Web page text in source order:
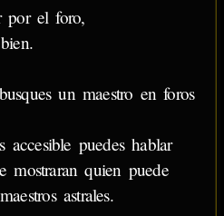
por el foro,
un maestro en foros
puedes hablar
mostraran quien puede
astrales.